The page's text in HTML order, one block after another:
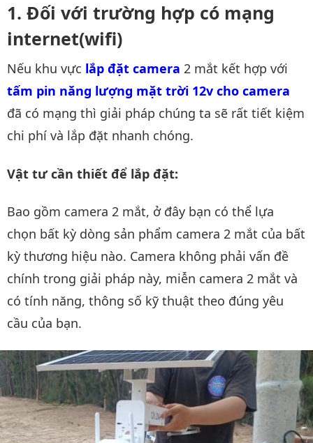
Đối với trường hợp có mạng
internet(wifi)
Nếu khu vực lắp đặt camera 2 mắt kết hợp với
tấm pin năng lượng mặt trời 12v cho camera
đã có mạng thì giải pháp chúng ta sẽ rất tiết kiệm
chi phí và lắp đặt nhanh chóng.
Vật tư cần thiết để lắp đặt:
Bao gồm camera 2 mắt, ở đây bạn có thể lựa
chọn bất kỳ dòng sản phẩm camera 2 mắt của bất
kỳ thương hiệu nào. Camera không phải vấn đề
chính trong giải pháp này, miễn camera 2 mắt và
có tính năng, thông số kỹ thuật theo đúng yêu
cầu của bạn.